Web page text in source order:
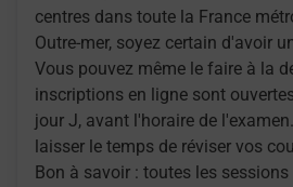
centres dans toute la France
Outre-mer, soyez certain d'avoir
Vous pouvez même le faire à la
inscriptions en ligne sont
jour J, avant l'horaire de
laisser le temps de réviser vos
Bon à savoir : toutes les